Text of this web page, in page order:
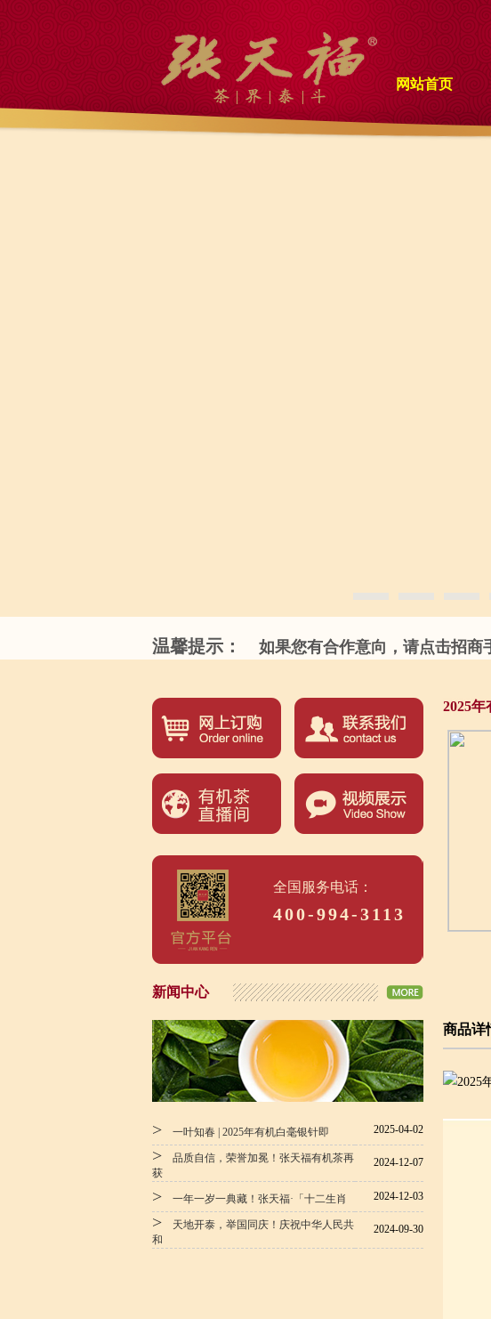
网站首页
温馨提示： 如果您有合作意向，请点击招商
全国服务电话：
400-994-3113
新闻中心
>一叶知春 | 2025年有机白毫银针即 2025-04-02
>品质自信，荣誉加冕！张天福有机茶再
获
2024-12-07
>一年一岁一典藏！张天福·「十二生肖 2024-12-03
>天地开泰，举国同庆！庆祝中华人民共
和
2024-09-30
2025年
商品详